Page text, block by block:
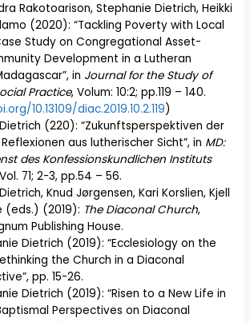
Rakotoarison, Stephanie Dietrich, Heikki
(2020): “Tackling Poverty with Local
Study on Congregational Asset-
Development in a Lutheran
in Journal for the Study of
Practice, Volum: 10:2; pp.119 – 140.
10.13109/diac.2019.10.2.119)
(220): “Zukunftsperspektiven der
aus lutherischer Sicht”, in MD:
des Konfessionskundlichen Instituts
71; 2-3, pp.54 – 56.
Knud Jørgensen, Kari Korslien, Kjell
(eds.) (2019): The Diaconal Church,
Publishing House.
Dietrich (2019): “Ecclesiology on the
the Church in a Diaconal
pp. 15-26.
Dietrich (2019): “Risen to a New Life in
Perspectives on Diaconal